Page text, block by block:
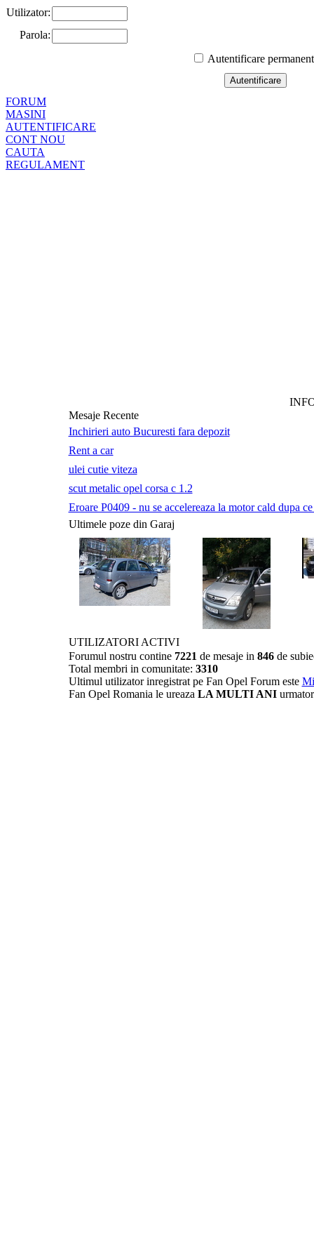
Utilizator:
Parola:
Autentificare
FORUM
MASINI
AUTENTIFICARE
CONT NOU
CAUTA
REGULAMENT
Mesaje Recente
Inchirieri auto Bucuresti fara depozit
Rent a car
ulei cutie viteza
scut metalic opel corsa c 1.2
Eroare P0409 - nu se accelereaza la motor cald dupa
Ultimele poze din Garaj
UTILIZATORI ACTIVI
Forumul nostru contine 7221 de mesaje in 846de
Total membri in comunitate: 3310
Ultimul utilizator inregistrat pe Fan Opel Forum este
Fan Opel Romania le ureaza LA MULTI ANI